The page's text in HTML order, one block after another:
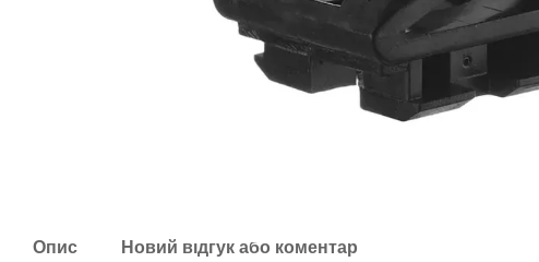
Опис Новий відгук або коментар